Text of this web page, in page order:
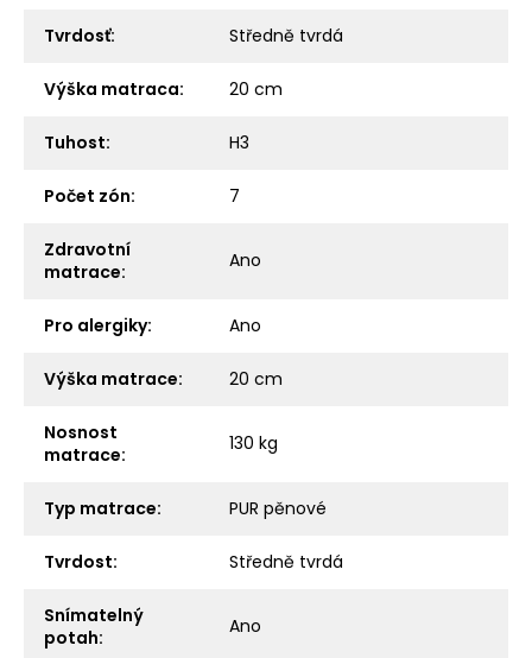
Tvrdosť: Středně tvrdá
Výška matraca: 20 cm
Tuhost: H3
Počet zón: 7
Zdravotní
matrace: Ano
Pro alergiky: Ano
Výška matrace: 20 cm
Nosnost
matrace: 130 kg
Typ matrace: PUR pěnové
Tvrdost: Středně tvrdá
Snímatelný
potah: Ano